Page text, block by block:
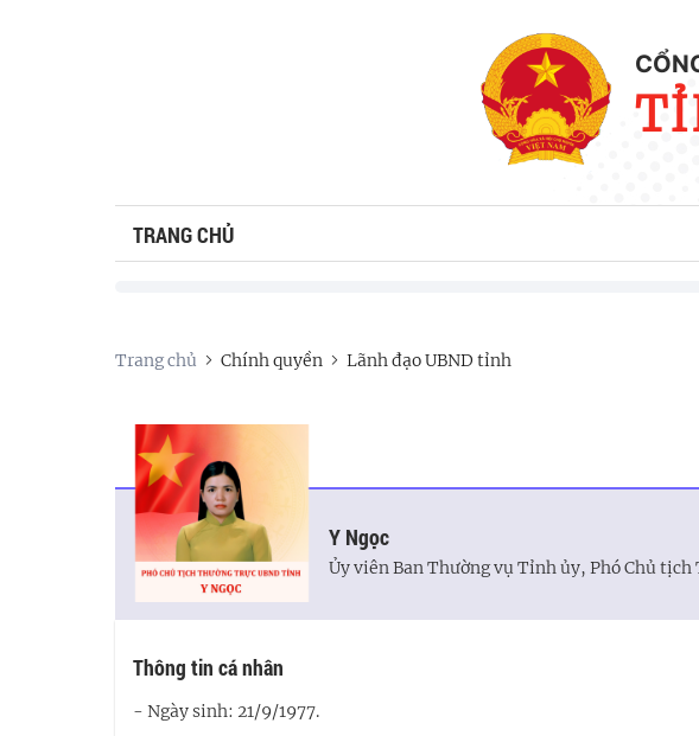
TRANG CHỦ
Trang chủ Chính quyền Lãnh đạo UBND tỉnh
Y Ngọc
Ủy viên Ban Thường vụ Tỉnh ủy, Phó Chủ
Thông tin cá nhân
- Ngày sinh: 21/9/1977.